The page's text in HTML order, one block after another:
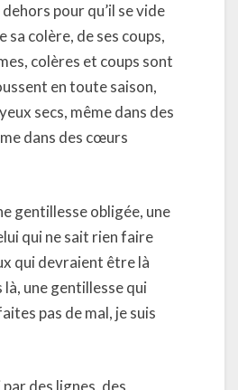
dehors pour qu’il se vide
sa colère, de ses coups,
colères et coups sont
en toute saison,
secs, même dans des
dans des cœurs
gentillesse obligée, une
qui ne sait rien faire
qui devraient être là
là, une gentillesse qui
pas de mal, je suis
des lignes, des